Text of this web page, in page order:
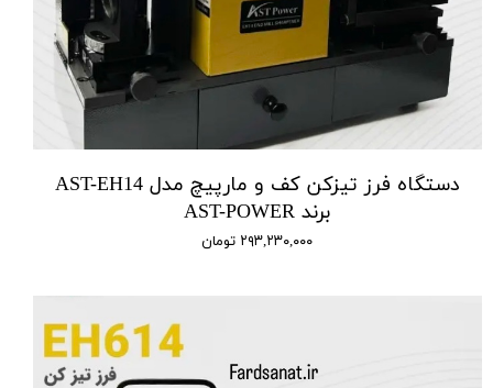
دستگاه فرز تیزکن کف و مارپیچ مدل AST-EH14
برند AST-POWER
۲۹۳,۲۳۰,۰۰۰ تومان